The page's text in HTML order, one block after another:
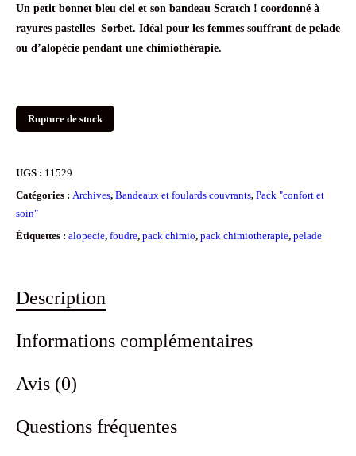
Un petit bonnet bleu ciel et son bandeau Scratch ! coordonné à
rayures pastelles Sorbet. Idéal pour les femmes souffrant de pelade
ou d’alopécie pendant une chimiothérapie.
Rupture de stock
UGS : 11529
Catégories : Archives, Bandeaux et foulards couvrants, Pack "confort et
soin"
Étiquettes : alopecie, foudre, pack chimio, pack chimiotherapie, pelade
Description
Informations complémentaires
Avis (0)
Questions fréquentes